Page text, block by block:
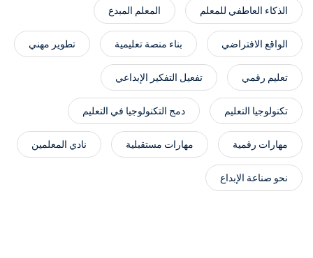
الذكاء العاطفي للمعلم المعلم المبدع
الواقع الافتراضي بناء منصة تعليمية تطوير مهني
تعليم رقمي تفعيل التفكير الإبداعي
تكنولوجيا التعليم دمج التكنولوجيا في التعليم
مهارات رقمية مهارات مستقبلية نادي المعلمين
نحو صناعة الإبداع